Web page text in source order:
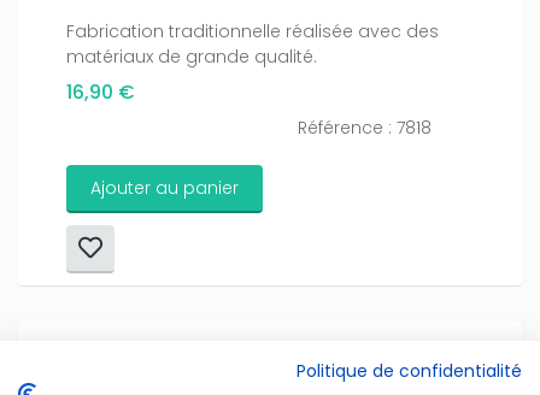
Fabrication traditionnelle réalisée avec des
matériaux de grande qualité.
16,90 €
Référence : 7818
Ajouter au panier
Politique de confidentialité